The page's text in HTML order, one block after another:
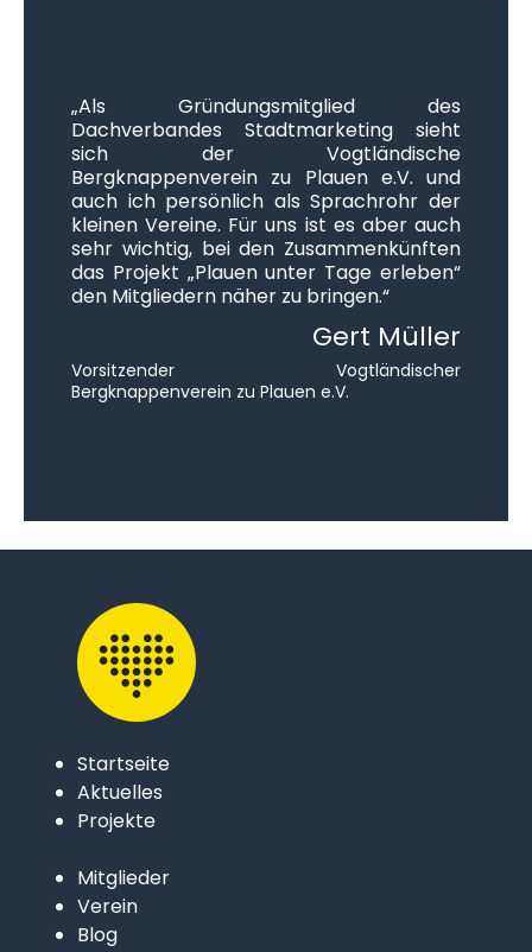
„Als Gründungsmitglied des
Dachverbandes Stadtmarketing sieht
sich der Vogtländische
Bergknappenverein zu Plauen e.V. und
auch ich persönlich als Sprachrohr der
kleinen Vereine. Für uns ist es aber auch
sehr wichtig, bei den Zusammenkünften
das Projekt „Plauen unter Tage erleben“
den Mitgliedern näher zu bringen.“
Gert Müller
Vorsitzender Vogtländischer
Bergknappenverein zu Plauen e.V.
Startseite
Aktuelles
Projekte
Mitglieder
Verein
Blog